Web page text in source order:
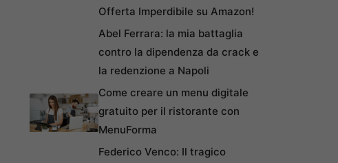
Offerta Imperdibile su Amazon!
Abel Ferrara: la mia battaglia
contro la dipendenza da crack e
la redenzione a Napoli
Come creare un menu digitale
gratuito per il ristorante con
MenuForma
Federico Venco: Il tragico